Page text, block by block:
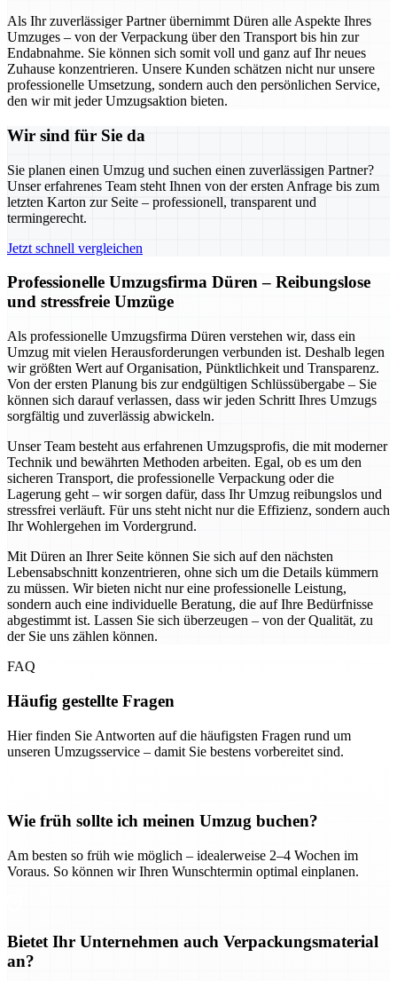
Als Ihr zuverlässiger Partner übernimmt Düren alle Aspekte Ihres
Umzuges – von der Verpackung über den Transport bis hin zur
Endabnahme. Sie können sich somit voll und ganz auf Ihr neues
Zuhause konzentrieren. Unsere Kunden schätzen nicht nur unsere
professionelle Umsetzung, sondern auch den persönlichen Service,
den wir mit jeder Umzugsaktion bieten.
Wir sind für Sie da
Sie planen einen Umzug und suchen einen zuverlässigen Partner?
Unser erfahrenes Team steht Ihnen von der ersten Anfrage bis zum
letzten Karton zur Seite – professionell, transparent und
termingerecht.
Jetzt schnell vergleichen
Professionelle Umzugsfirma Düren – Reibungslose
und stressfreie Umzüge
Als professionelle Umzugsfirma Düren verstehen wir, dass ein
Umzug mit vielen Herausforderungen verbunden ist. Deshalb legen
wir größten Wert auf Organisation, Pünktlichkeit und Transparenz.
Von der ersten Planung bis zur endgültigen Schlüssübergabe – Sie
können sich darauf verlassen, dass wir jeden Schritt Ihres Umzugs
sorgfältig und zuverlässig abwickeln.
Unser Team besteht aus erfahrenen Umzugsprofis, die mit moderner
Technik und bewährten Methoden arbeiten. Egal, ob es um den
sicheren Transport, die professionelle Verpackung oder die
Lagerung geht – wir sorgen dafür, dass Ihr Umzug reibungslos und
stressfrei verläuft. Für uns steht nicht nur die Effizienz, sondern auch
Ihr Wohlergehen im Vordergrund.
Mit Düren an Ihrer Seite können Sie sich auf den nächsten
Lebensabschnitt konzentrieren, ohne sich um die Details kümmern
zu müssen. Wir bieten nicht nur eine professionelle Leistung,
sondern auch eine individuelle Beratung, die auf Ihre Bedürfnisse
abgestimmt ist. Lassen Sie sich überzeugen – von der Qualität, zu
der Sie uns zählen können.
FAQ
Häufig gestellte Fragen
Hier finden Sie Antworten auf die häufigsten Fragen rund um
unseren Umzugsservice – damit Sie bestens vorbereitet sind.
Wie früh sollte ich meinen Umzug buchen?
Am besten so früh wie möglich – idealerweise 2–4 Wochen im
Voraus. So können wir Ihren Wunschtermin optimal einplanen.
Bietet Ihr Unternehmen auch Verpackungsmaterial
an?